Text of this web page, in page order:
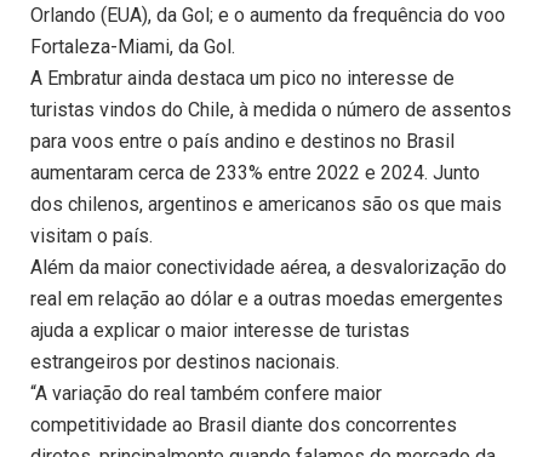
Orlando (EUA), da Gol; e o aumento da frequência do voo
Fortaleza-Miami, da Gol.
A Embratur ainda destaca um pico no interesse de
turistas vindos do Chile, à medida o número de assentos
para voos entre o país andino e destinos no Brasil
aumentaram cerca de 233% entre 2022 e 2024. Junto
dos chilenos, argentinos e americanos são os que mais
visitam o país.
Além da maior conectividade aérea, a desvalorização do
real em relação ao dólar e a outras moedas emergentes
ajuda a explicar o maior interesse de turistas
estrangeiros por destinos nacionais.
“A variação do real também confere maior
competitividade ao Brasil diante dos concorrentes